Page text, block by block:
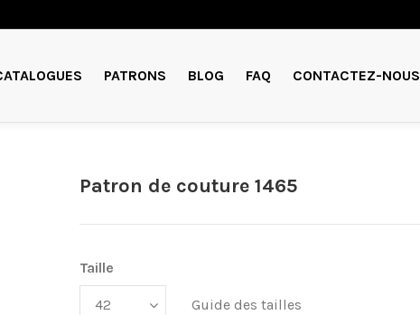
PATRONS BLOG FAQ
CONTACTEZ-NOUS
Patron de couture 1465
Taille
Guide des tailles